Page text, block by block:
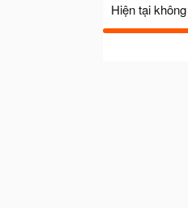
Hiện tại